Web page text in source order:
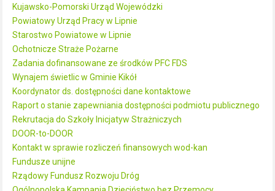
Kujawsko-Pomorski Urząd Wojewódzki
Powiatowy Urząd Pracy w Lipnie
Starostwo Powiatowe w Lipnie
Ochotnicze Straże Pożarne
Zadania dofinansowane ze środków PFC FDS
Wynajem świetlic w Gminie Kikół
Koordynator ds. dostępności dane kontaktowe
Raport o stanie zapewniania dostępności podmiotu publicznego
Rekrutacja do Szkoły Inicjatyw Strażniczych
DOOR-to-DOOR
Kontakt w sprawie rozliczeń finansowych wod-kan
Fundusze unijne
Rządowy Fundusz Rozwoju Dróg